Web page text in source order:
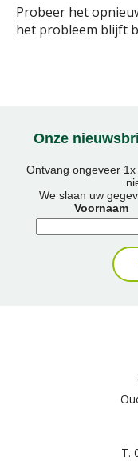
Probeer het
het probleem blijft
Onze
Ontvang ongeveer
We slaan uw
Voornaam
T.